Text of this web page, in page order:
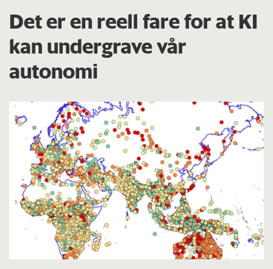
Det er en reell fare for at KI
kan undergrave vår
autonomi